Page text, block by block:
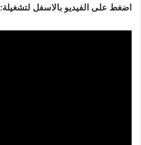
اضغط على الفيديو بالاسفل لتشغيلة: